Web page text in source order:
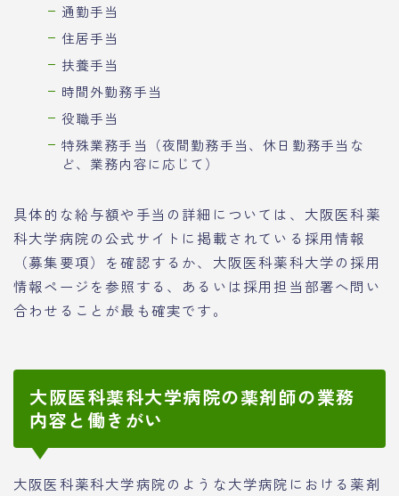
通勤手当
住居手当
扶養手当
時間外勤務手当
役職手当
特殊業務手当（夜間勤務手当、休日勤務手当な
ど、業務内容に応じて）
具体的な給与額や手当の詳細については、大阪医科薬
科大学病院の公式サイトに掲載されている採用情報
（募集要項）を確認するか、大阪医科薬科大学の採用
情報ページを参照する、あるいは採用担当部署へ問い
合わせることが最も確実です。
大阪医科薬科大学病院の薬剤師の業務
内容と働きがい
大阪医科薬科大学病院のような大学病院における薬剤